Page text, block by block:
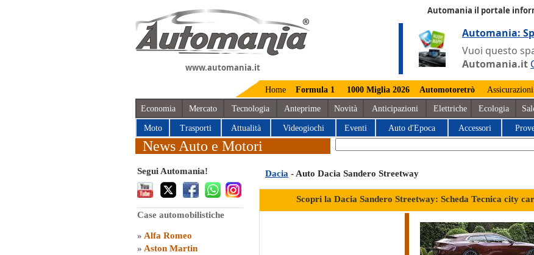
www.automania.it
Automania il portale
Automania:
Vuoi questo
Automania.it
Home Formula 1 1000 Miglia 2026 Automotoretrò Assicurazioni
Economia Mercato Tecnologia Anteprime Novità Anticipazioni Elettriche Ecologia
Moto Trasporti Attualità Videogiochi Eventi Auto d'Epoca Accessori
News Auto e Motori
Segui Automania!
Case automobilistiche
» Alfa Romeo
» Aston Martin
Dacia - Auto Dacia Sandero Streetway
Scopri la Dacia Sandero Streetway: Scheda Tecnica city car